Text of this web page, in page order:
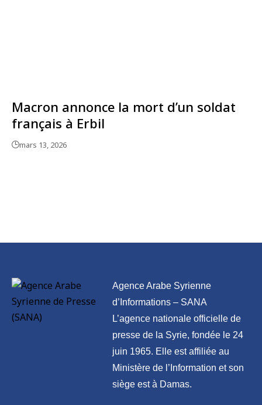
Macron annonce la mort d’un soldat
français à Erbil
mars 13, 2026
Agence Arabe Syrienne
d’Informations – SANA
L’agence nationale officielle de
presse de la Syrie, fondée le 24
juin 1965. Elle est affiliée au
Ministère de l’Information et son
siège est à Damas.